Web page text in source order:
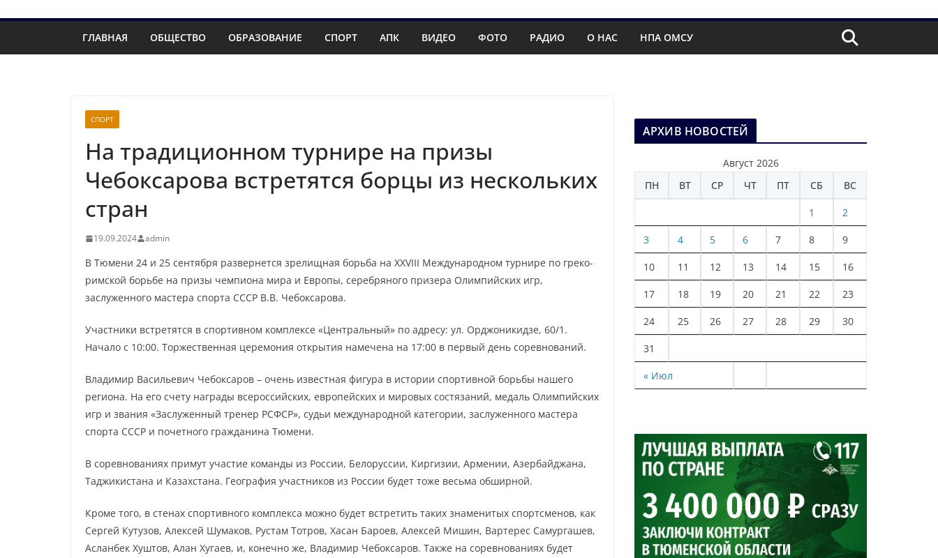
ГЛАВНАЯ ОБЩЕСТВО ОБРАЗОВАНИЕ СПОРТ АПК ВИДЕО ФОТО РАДИО О НАС НПА ОМСУ
СПОРТ
На традиционном турнире на призы
Чебоксарова встретятся борцы из нескольких
стран
19.09.2024 admin
В Тюмени 24 и 25 сентября развернется зрелищная борьба на XXVIII Международном турнире по греко-
римской борьбе на призы чемпиона мира и Европы, серебряного призера Олимпийских игр,
заслуженного мастера спорта СССР В.В. Чебоксарова.
Участники встретятся в спортивном комплексе «Центральный» по адресу: ул. Орджоникидзе, 60/1.
Начало с 10:00. Торжественная церемония открытия намечена на 17:00 в первый день соревнований.
Владимир Васильевич Чебоксаров – очень известная фигура в истории спортивной борьбы нашего
региона. На его счету награды всероссийских, европейских и мировых состязаний, медаль Олимпийских
игр и звания «Заслуженный тренер РСФСР», судьи международной категории, заслуженного мастера
спорта СССР и почетного гражданина Тюмени.
В соревнованиях примут участие команды из России, Белоруссии, Киргизии, Армении, Азербайджана,
Таджикистана и Казахстана. География участников из России будет тоже весьма обширной.
Кроме того, в стенах спортивного комплекса можно будет встретить таких знаменитых спортсменов, как
Сергей Кутузов, Алексей Шумаков, Рустам Тотров, Хасан Бароев, Алексей Мишин, Вартерес Самургашев,
Асланбек Хуштов, Алан Хугаев, и, конечно же, Владимир Чебоксаров. Также на соревнованиях будет
АРХИВ НОВОСТЕЙ
Август 2026
ПН
ВТ СР ЧТ ПТ СБ ВС
« Июл
1 2
3 4 5 6 7 8 9
10 11 12 13 14 15 16
17 18 19 20 21 22 23
24 25 26 27 28 29 30
31